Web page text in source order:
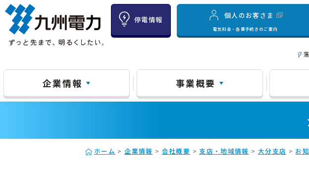
停電情報
個人のお客さま
電気料金・各種手続きのご案内
企業情報 事業概要
ホーム > 企業情報 > 会社概要 > 支店・地域情報 > 大分支店 > お